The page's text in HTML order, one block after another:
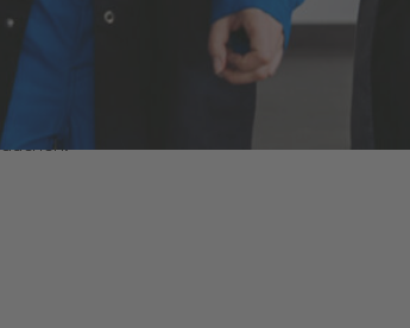
ist ein Start in ein neues Kapitel
Wie lerne ich Berufe unverbindlich
tatsächlichen Realität? Wir bieten
der Offenen Tür. Es gibt viele Möglichkeiten